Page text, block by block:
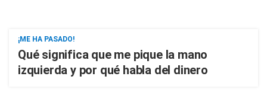
¡ME HA PASADO!
Qué significa que me pique la mano
izquierda y por qué habla del dinero